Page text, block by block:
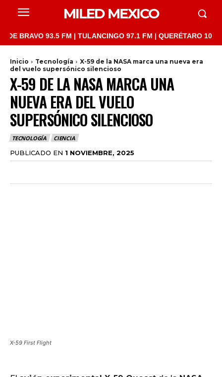
MILED MEXICO
93.5 FM | TULANCINGO 97.1 FM | QUERÉTARO 103.1 FM
Inicio Tecnología
X-59 de la NASA marca una nueva era
del vuelo supersónico silencioso
X-59 DE LA NASA MARCA UNA
NUEVA ERA DEL VUELO
SUPERSÓNICO SILENCIOSO
TECNOLOGÍA CIENCIA
PUBLICADO EN 1 NOVIEMBRE, 2025
X-59 First Flight